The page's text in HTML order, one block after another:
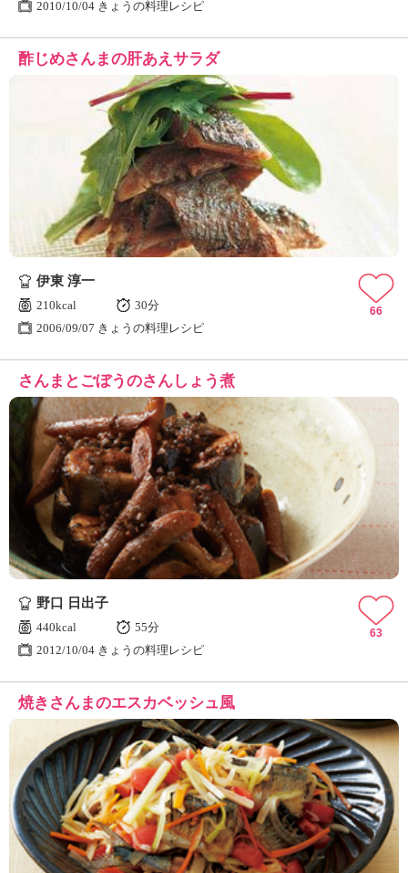
2010/10/04 きょうの料理レシピ
酢じめさんまの肝あえサラダ
伊東 淳一
210kcal
30分
2006/09/07 きょうの料理レシピ
66
さんまとごぼうのさんしょう煮
野口 日出子
440kcal
55分
2012/10/04 きょうの料理レシピ
63
焼きさんまのエスカベッシュ風